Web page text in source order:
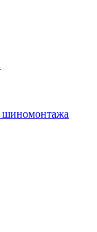
шиномонтажа